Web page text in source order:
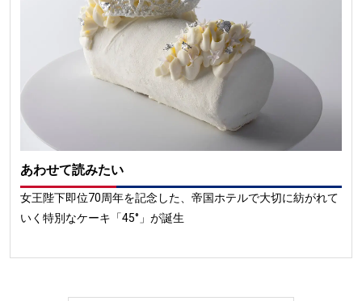
あわせて読みたい
女王陛下即位70周年を記念した、帝国ホテルで大切に紡がれて
いく特別なケーキ「45°」が誕生